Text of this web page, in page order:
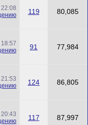
22:08
119 80,085
18:57
91 77,984
21:53
124 86,805
20:43
117 87,997